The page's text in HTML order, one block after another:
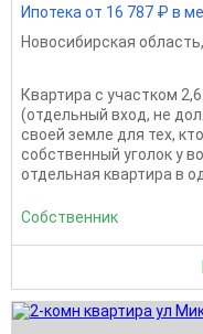
Ипотека от 16 787 ₽ в
Новосибирская область,
Квартира с участком
(отдельный вход, не
своей земле для тех,
собственный уголок у
отдельная квартира в
Собственник